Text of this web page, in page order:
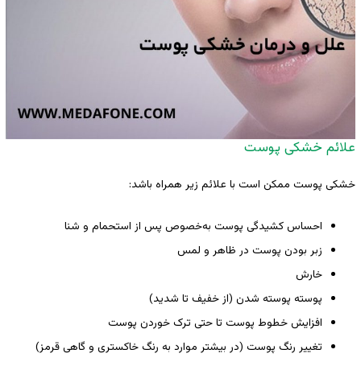
علائم خشکی پوست
خشکی پوست ممکن است با علائم زیر همراه باشد:
احساس کشیدگی پوست به‌خصوص پس از استحمام و شنا
زبر بودن پوست در ظاهر و لمس
خارش
پوسته‌ پوسته شدن (از خفیف تا شدید)
افزایش خطوط پوست تا حتی ترک خوردن پوست
تغییر رنگ پوست (در بیشتر موارد به رنگ خاکستری و گاهی قرمز)